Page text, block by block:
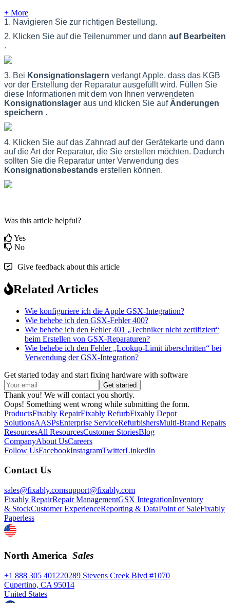
+ More
1. Navigieren Sie zur richtigen Bestellung.
2. Klicken Sie auf die Teilenummer und dann auf Bearbeiten
.
3. Bei Konsignationslagern verlangtApple, dass das KGB
vor der Erstellung der Reparatur ausgefü llt wird. Fü llen Sie
diese Informationen mit dem von Ihnen verwendeten
Konsignationslager aus und klicken Sie auf Änderungen
speichern .
4. Klicken Sie auf das Zahnrad auf der Gerätekarte und dann
auf dieArt der Reparatur, die Sie erstellen möchten. Dadurch
sollten Sie die Reparatur unter Verwendung des
Konsignationsbestands erstellen können.
Was this article helpful?
Yes
No
Give feedback about this article
Related Articles
Wie konfiguriere ich die Apple GSX-Integration?
Wie behebe ich den GSX-Fehler 400?
Wie behebe ich den Fehler 401 „Techniker nicht zertifiziert“
beim Erstellen von GSX-Reparaturen?
Wie behebe ich den Fehler „Lookup-Limit überschritten“ bei
Verwendung der GSX-Integration?
Get started today and start fixing hardware with software
Thank you! We will contact you shortly.
Oops! Something went wrong while submitting the form.
ProductsFixably RepairFixably RefurbFixably Depot
SolutionsAASPsEnterprise ServiceRefurbishersMulti-Brand Repairs
ResourcesAll ResourcesCustomer StoriesBlog
CompanyAbout UsCareers
Follow UsFacebookInstagramTwitterLinkedIn
Contact Us
sales@fixably.comsupport@fixably.com
Fixably RepairRepair ManagementGSX IntegrationInventory
& StockCustomer ExperienceReporting & DataPoint of SaleFixably
Paperless
North America Sales
+1 888 305 401220289 Stevens Creek Blvd #1070
Cupertino, CA 95014
United States